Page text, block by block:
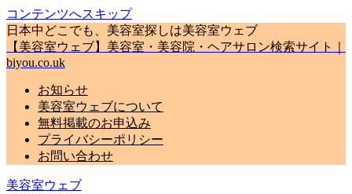
コンテンツへスキップ
日本中どこでも、美容室探しは美容室ウェブ
【美容室ウェブ】美容室・美容院・ヘアサロン検索サイト｜
biyou.co.uk
お知らせ
美容室ウェブについて
無料掲載のお申込み
プライバシーポリシー
お問い合わせ
美容室ウェブ